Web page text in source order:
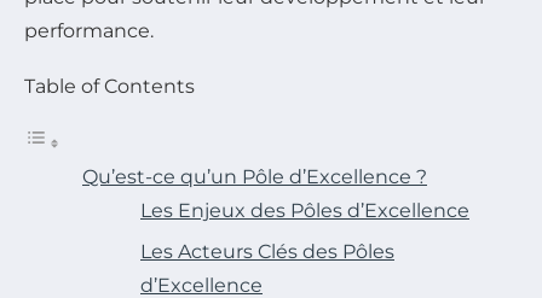
performance.
Table of Contents
Qu’est-ce qu’un Pôle d’Excellence ?
Les Enjeux des Pôles d’Excellence
Les Acteurs Clés des Pôles
d’Excellence